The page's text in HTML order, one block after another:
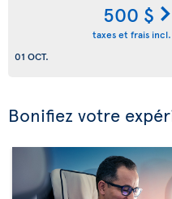
500 $
taxes et frais incl.
01 OCT.
Bonifiez votre